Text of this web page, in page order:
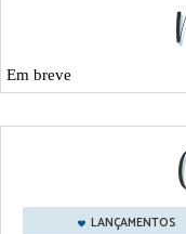
Em breve
LANÇAMENTOS